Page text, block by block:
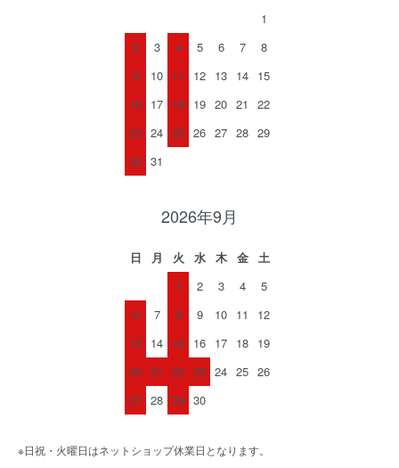
1
2
3 4 5 6 7
8
9
10 11 12 13 14 15
16 17 18 19 20 21
22
23 24 25 26 27 28 29
30 31
2026年9月
日 月 火 水 木 金
土
1
2 3 4
5
6
7 8 9 10 11
12
13 14 15 16 17 18 19
20 21 22 23 24 25 26
27 28 29 30
※日祝・火曜日はネットショップ休業日となります。